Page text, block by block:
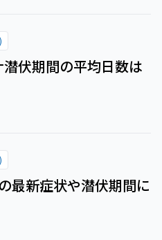
潜伏期間の平均日数は
最新症状や潜伏期間に